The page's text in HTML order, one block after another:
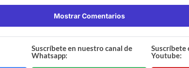
Mostrar Comentarios
Suscríbete en nuestro canal de
Whatsapp:
Suscríbete
Youtube: